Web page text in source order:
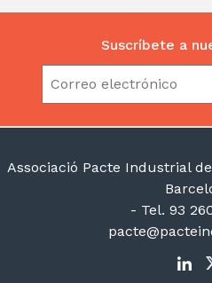
Suscríbete a
Associació Pacte Industrial
- Tel. 93